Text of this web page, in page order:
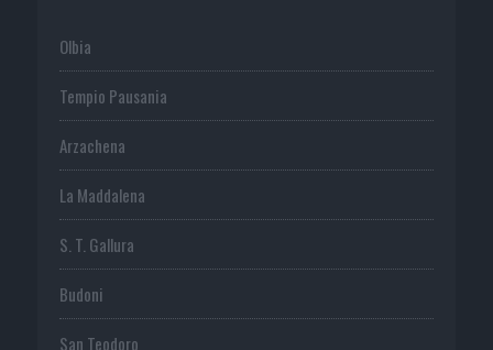
Olbia
Tempio Pausania
Arzachena
La Maddalena
S. T. Gallura
Budoni
San Teodoro